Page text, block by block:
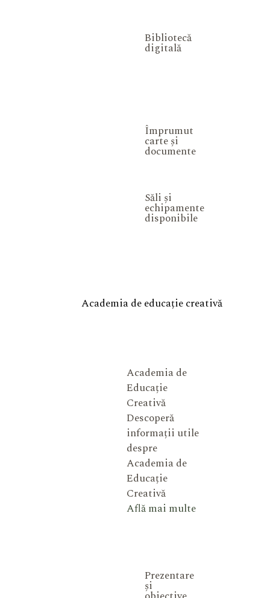
Bibliotecă
digitală
Împrumut
carte și
documente
Săli și
echipamente
disponibile
Academia de educație creativă
Academia de
Educație
Creativă
Descoperă
informații utile
despre
Academia de
Educație
Creativă
Află mai multe
Prezentare
și